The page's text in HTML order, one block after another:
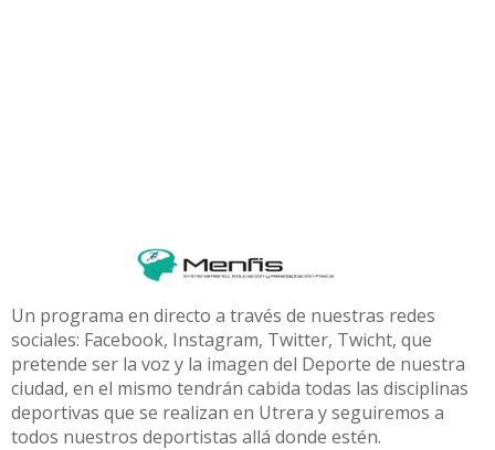
Un programa en directo a través de nuestras redes
sociales: Facebook, Instagram, Twitter, Twicht, que
pretende ser la voz y la imagen del Deporte de nuestra
ciudad, en el mismo tendrán cabida todas las disciplinas
deportivas que se realizan en Utrera y seguiremos a
todos nuestros deportistas allá donde estén.